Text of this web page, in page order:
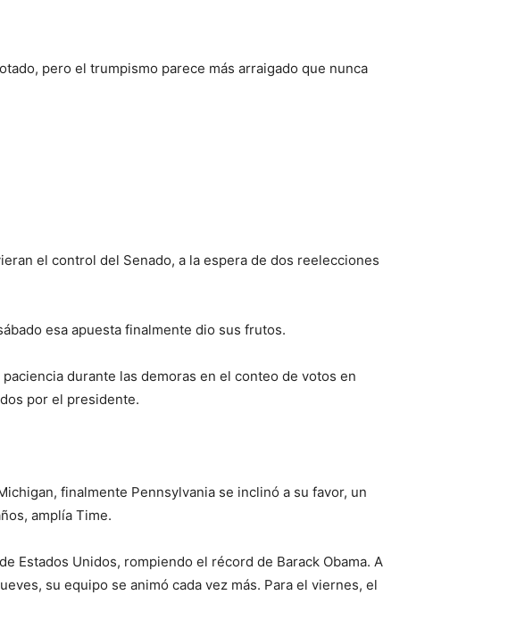
pero el trumpismo parece más arraigado que nunca
el control del Senado, a la espera de dos reelecciones
esa apuesta finalmente dio sus frutos.
durante las demoras en el conteo de votos en
por el presidente.
finalmente Pennsylvania se inclinó a su favor, un
amplía Time.
Estados Unidos, rompiendo el récord de Barack Obama. A
su equipo se animó cada vez más. Para el viernes, el